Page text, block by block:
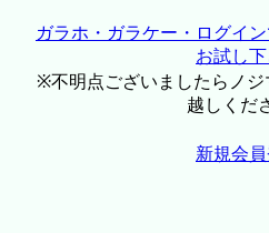
ガラホ・ガラケー・ログイ
お試し
※不明点ございましたらノ
越しくだ
新規会